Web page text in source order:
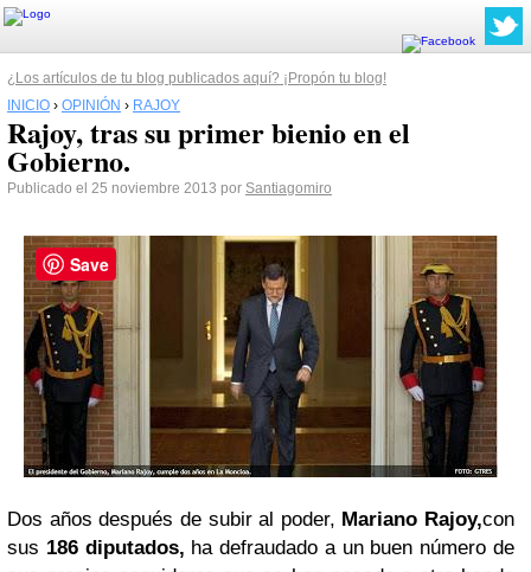
¿Los artículos de tu blog publicados aquí? ¡Propón tu blog!
INICIO › OPINIÓN › RAJOY
Rajoy, tras su primer bienio en el
Gobierno.
Publicado el 25 noviembre 2013 por Santiagomiro
Dos años después de subir al poder, Mariano Rajoy,con
sus 186 diputados, ha defraudado a un buen número de
Save